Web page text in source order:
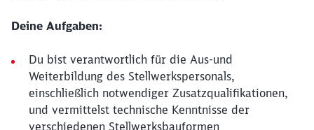
Deine Aufgaben:
Du bist verantwortlich für die Aus-und
Weiterbildung des Stellwerkspersonals,
einschließlich notwendiger Zusatzqualifikationen,
und vermittelst technische Kenntnisse der
verschiedenen Stellwerksbauformen